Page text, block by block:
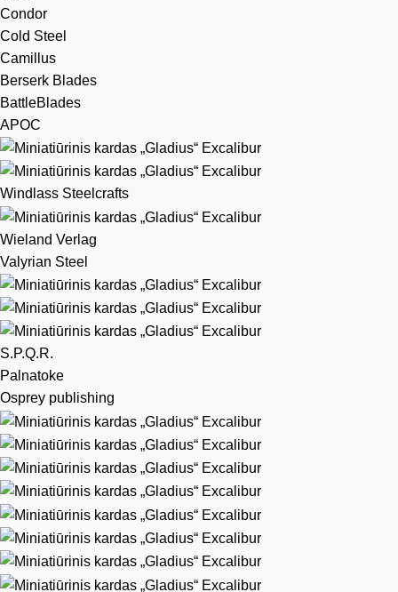
Condor
Cold Steel
Camillus
Berserk Blades
BattleBlades
APOC
Windlass Steelcrafts
Wieland Verlag
Valyrian Steel
S.P.Q.R.
Palnatoke
Osprey publishing